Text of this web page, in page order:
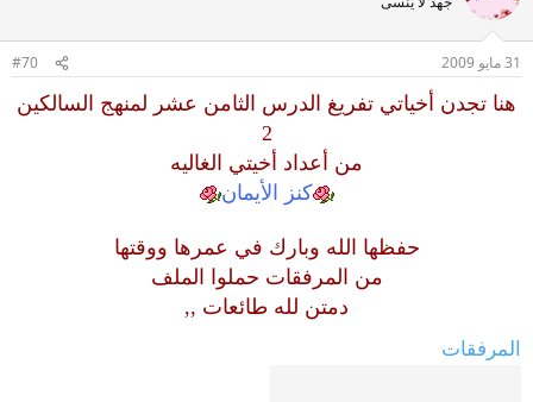
31 مايو 2009 #70
هنا تجدن أخياتي تفريغ الدرس الثامن عشر لمنهج السالكين
2
من أعداد أخيتي الغاليه
كنز الأيمان
حفظها الله وبارك في عمرها ووقتها
من المرفقات حملوا الملف
دمتن لله طائعات ,,
المرفقات